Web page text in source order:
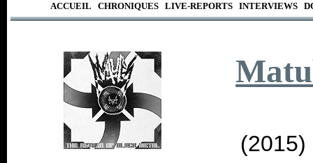
ACCUEIL CHRONIQUES LIVE-REPORTS INTERVIEWS